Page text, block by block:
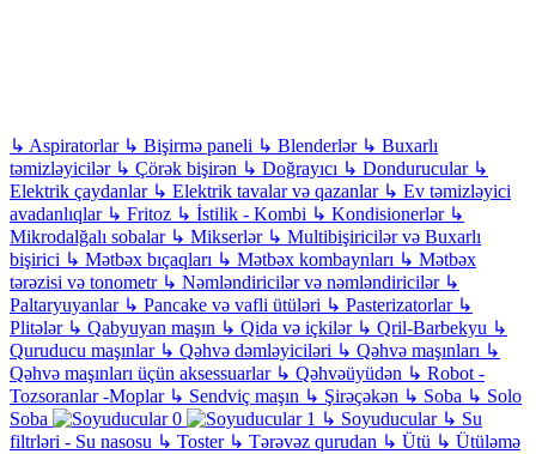
↳ Aspiratorlar ↳ Bişirmə paneli ↳ Blenderlər ↳ Buxarlı
təmizləyicilər ↳ Çörək bişirən ↳ Doğrayıcı ↳ Dondurucular ↳
Elektrik çaydanlar ↳ Elektrik tavalar və qazanlar ↳ Ev təmizləyici
avadanlıqlar ↳ Fritoz ↳ İstilik - Kombi ↳ Kondisionerlər ↳
Mikrodalğalı sobalar ↳ Mikserlər ↳ Multibişiricilər və Buxarlı
bişirici ↳ Mətbəx bıçaqları ↳ Mətbəx kombaynları ↳ Mətbəx
tərəzisi və tonometr ↳ Nəmləndiricilər və nəmləndiricilər ↳
Paltaryuyanlar ↳ Pancake və vafli ütüləri ↳ Pasterizatorlar ↳
Plitələr ↳ Qabyuyan maşın ↳ Qida və içkilər ↳ Qril-Barbekyu ↳
Quruducu maşınlar ↳ Qəhvə dəmləyiciləri ↳ Qəhvə maşınları ↳
Qəhvə maşınları üçün aksessuarlar ↳ Qəhvəüyüdən ↳ Robot -
Tozsoranlar -Moplar ↳ Sendviç maşın ↳ Şirəçəkən ↳ Soba ↳ Solo
Soba
↳ Soyuducular ↳ Su
filtrləri - Su nasosu ↳ Toster ↳ Tərəvəz qurudan ↳ Ütü ↳ Ütüləmə